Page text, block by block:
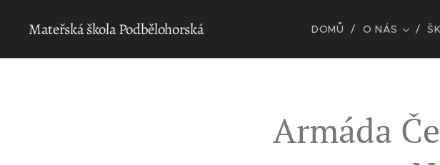
Mateřská škola Podbělohorská DOMŮ O NÁS
Armáda